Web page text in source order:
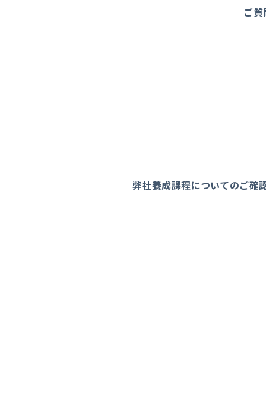
ご
弊社養成課程についてのご確